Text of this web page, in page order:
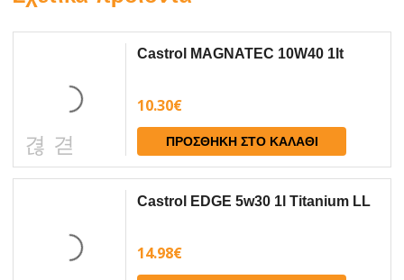
Castrol MAGNATEC 10W40 1lt
10.30€
ΠΡΟΣΘΉΚΗ ΣΤΟ ΚΑΛΆΘΙ
Castrol EDGE 5w30 1l Τitanium LL
14.98€